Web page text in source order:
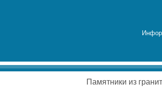
Памятники из